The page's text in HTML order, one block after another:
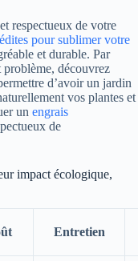
respectueux de votre
pour sublimer votre
et durable. Par
problème, découvrez
d’avoir un jardin
vos plantes et
un engrais
de
impact écologique,
Entretien